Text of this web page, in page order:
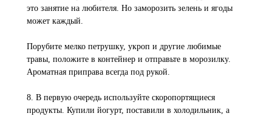
это занятие на любителя. Но заморозить зелень и ягоды
может каждый.
Порубите мелко петрушку, укроп и другие любимые
травы, положите в контейнер и отправьте в морозилку.
Ароматная приправа всегда под рукой.
8. В первую очередь используйте скоропортящиеся
продукты. Купили йогурт, поставили в холодильник, а